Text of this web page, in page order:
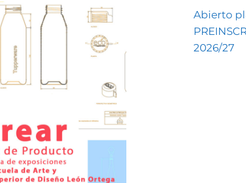
Abierto
2026/27